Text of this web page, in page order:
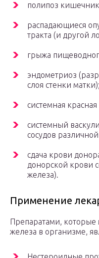
полипоз
распадающиеся
тракта (и другой
грыжа
эндометриоз
слоя стенки матки);
системная
системный
сосудов
сдача крови
донорской крови
железа).
Применение
Препаратами, которые
железа в организме,